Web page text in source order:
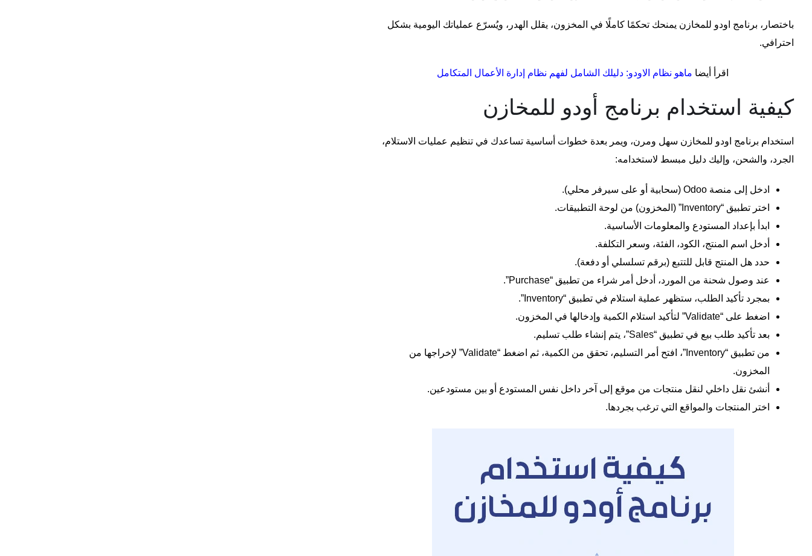
باختصار، برنامج اودو للمخازن يمنحك تحكمًا كاملًا في المخزون، يقلل الهدر، ويُسرّع عملياتك اليومية بشكل
احترافي.
اقرأ أيضا ماهو نظام الاودو: دليلك الشامل لفهم نظام إدارة الأعمال المتكامل
كيفية استخدام برنامج أودو للمخازن
استخدام برنامج اودو للمخازن سهل ومرن، ويمر بعدة خطوات أساسية تساعدك في تنظيم عمليات الاستلام،
الجرد، والشحن، وإليك دليل مبسط لاستخدامه:
ادخل إلى منصة Odoo (سحابية أو على سيرفر محلي).
اختر تطبيق “Inventory” (المخزون) من لوحة التطبيقات.
ابدأ بإعداد المستودع والمعلومات الأساسية.
أدخل اسم المنتج، الكود، الفئة، وسعر التكلفة.
حدد هل المنتج قابل للتتبع (برقم تسلسلي أو دفعة).
عند وصول شحنة من المورد، أدخل أمر شراء من تطبيق “Purchase”.
بمجرد تأكيد الطلب، ستظهر عملية استلام في تطبيق “Inventory”.
اضغط على “Validate” لتأكيد استلام الكمية وإدخالها في المخزون.
بعد تأكيد طلب بيع في تطبيق “Sales”، يتم إنشاء طلب تسليم.
من تطبيق “Inventory”، افتح أمر التسليم، تحقق من الكمية، ثم اضغط “Validate” لإخراجها من
المخزون.
أنشئ نقل داخلي لنقل منتجات من موقع إلى آخر داخل نفس المستودع أو بين مستودعين.
اختر المنتجات والمواقع التي ترغب بجردها.